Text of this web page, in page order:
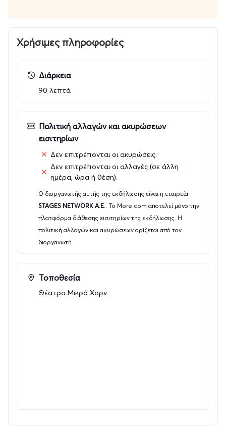
Τηλέφωνο: 211 1000 365
Διεύθυνση καλλιτεχνικού προγραμματισμού και
επικοινωνίας:Ελίνα Λαζαρίδου, lazaridou@a-th.gr
Διεύθυνση Marketing: Μαργαρίτα Μαρμαρά
mmarmara@dpgroup.gr
Τμήμα Επικοινωνίας: Όλγα Κομνηνού, okomninou@a-
Ιωάννα Ζωζέφα Πέγκου, izpegkou@a-
Χρήσιμες πληροφορίες
Διάρκεια
90 λεπτά
Πολιτική αλλαγών και ακυρώσεων
εισιτηρίων
Δεν επιτρέπονται οι ακυρώσεις.
Δεν επιτρέπονται οι αλλαγές (σε άλλη
ημέρα, ώρα ή θέση).
Ο διοργανωτής αυτής της εκδήλωσης είναι η εταιρεία
STAGES NETWORK A.E.. Το More.com αποτελεί μόνο την
πλατφόρμα διάθεσης εισιτηρίων της εκδήλωσης. Η
πολιτική αλλαγών και ακυρώσεων ορίζεται από τον
διοργανωτή.
Τοποθεσία
Θέατρο Μικρό Χορν